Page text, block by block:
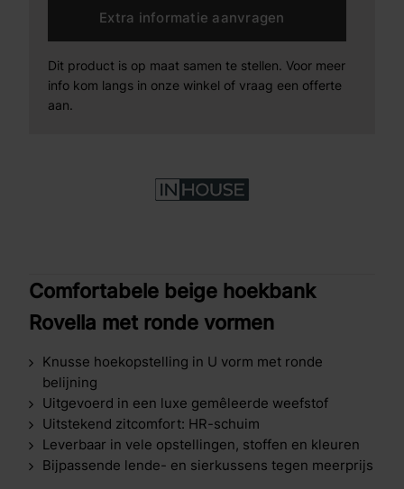
Extra informatie aanvragen
Dit product is op maat samen te stellen. Voor meer
info kom langs in onze winkel of vraag een offerte
aan.
Comfortabele beige hoekbank
Rovella met ronde vormen
Knusse hoekopstelling in U vorm met ronde
belijning
Uitgevoerd in een luxe gemêleerde weefstof
Uitstekend zitcomfort: HR-schuim
Leverbaar in vele opstellingen, stoffen en kleuren
Bijpassende lende- en sierkussens tegen meerprijs